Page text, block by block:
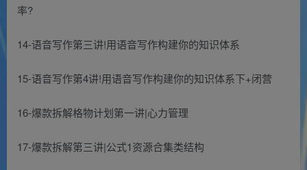
率?
14-语音写作第三讲!用语音写作构建你的知识体系
15-语音写作第4讲!用语音写作构建你的知识体系下+闭营
16-爆款拆解格物计划第一讲|心力管理
17-爆款拆解第三讲|公式1资源合集类结构